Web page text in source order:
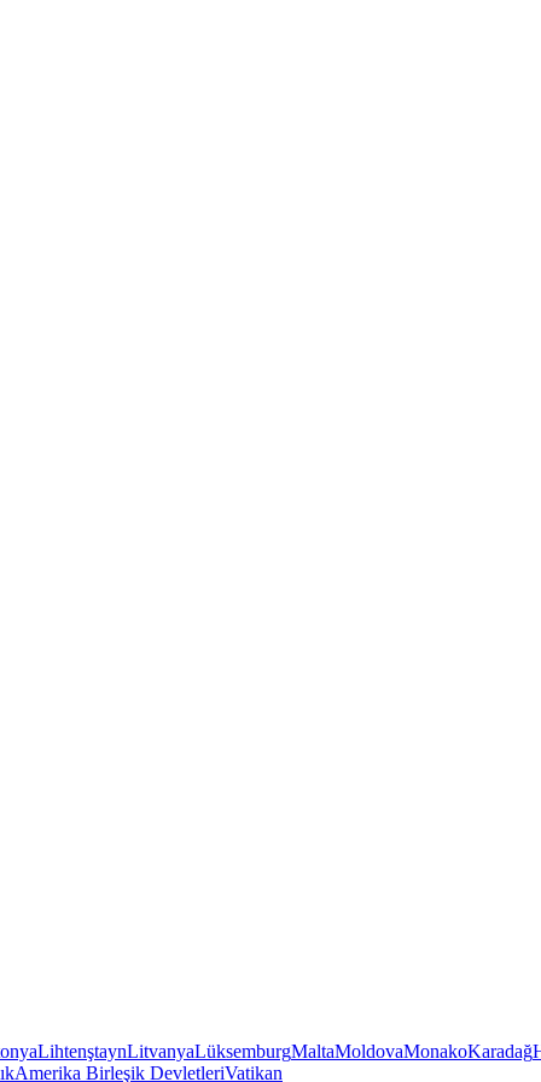
LihtenştaynLitvanyaLüksemburgMaltaMoldovaMonakoKaradağ
Amerika Birleşik DevletleriVatikan